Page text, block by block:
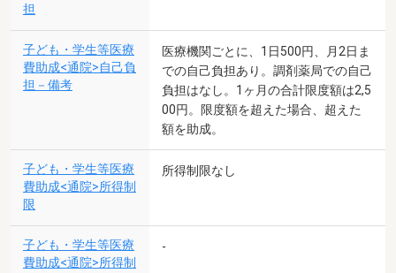
担
子ども・学生等医療
費助成<通院>自己負
担－備考
医療機関ごとに、1日500円、月2日ま
での自己負担あり。調剤薬局での自己
負担はなし。1ヶ月の合計限度額は2,5
00円。限度額を超えた場合、超えた
額を助成。
子ども・学生等医療
費助成<通院>所得制
限
所得制限なし
子ども・学生等医療
費助成<通院>所得制
-